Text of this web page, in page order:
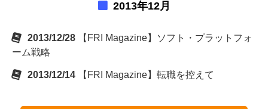
2013年12月
2013/12/28
【FRI Magazine】ソフト・プラットフォ
ーム戦略
2013/12/14 【FRI Magazine】転職を控えて